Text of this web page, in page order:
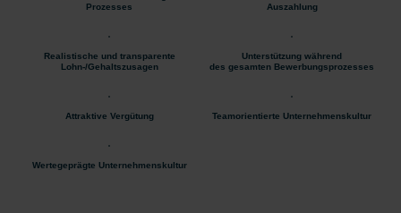
Prozesses
Auszahlung
Realistische und transparente
Lohn-/Gehaltszusagen
Unterstützung während
des gesamten Bewerbungsprozesses
Attraktive Vergütung Teamorientierte Unternehmenskultur
Wertegeprägte Unternehmenskultur